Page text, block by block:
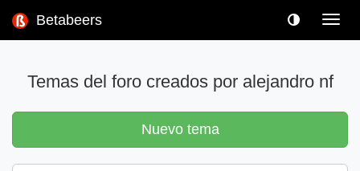
Betabeers
Temas del foro creados por alejandro nf
Nuevo tema